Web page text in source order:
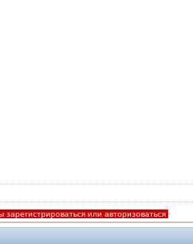
или авторизоваться